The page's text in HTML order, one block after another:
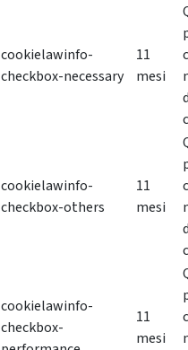
cookielawinfo-
checkbox-necessary
11
mesi
cookielawinfo-
checkbox-others
11
mesi
cookielawinfo-
checkbox-
11
mesi